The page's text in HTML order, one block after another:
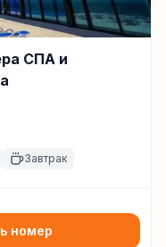
СПА и
Завтрак
номер